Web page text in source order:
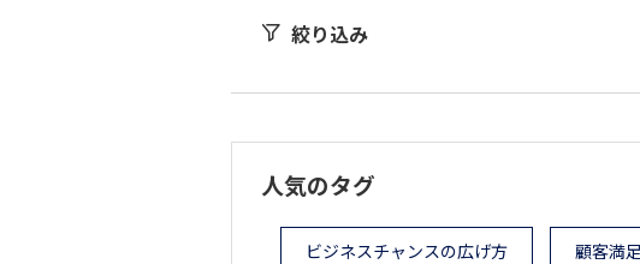
絞り込み
人気のタグ
ビジネスチャンスの広げ方 顧客満